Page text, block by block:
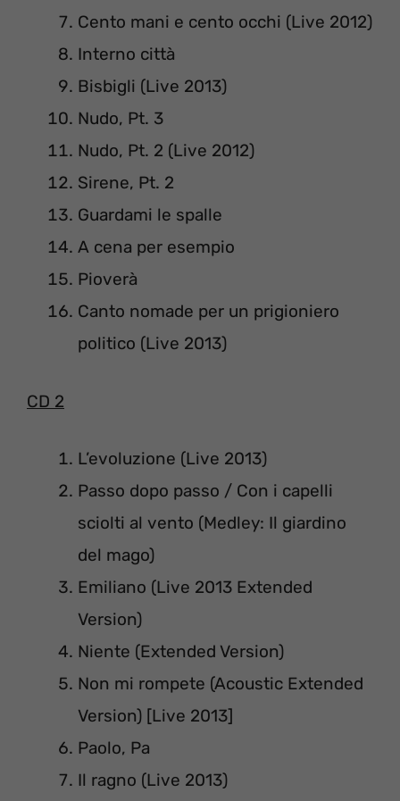
Cento mani e cento occhi (Live 2012)
Interno città
Bisbigli (Live 2013)
Nudo, Pt. 3
Nudo, Pt. 2 (Live 2012)
Sirene, Pt. 2
Guardami le spalle
A cena per esempio
Pioverà
Canto nomade per un prigioniero
politico (Live 2013)
CD 2
L’evoluzione (Live 2013)
Passo dopo passo / Con i capelli
sciolti al vento (Medley: Il giardino
del mago)
Emiliano (Live 2013 Extended
Version)
Niente (Extended Version)
Non mi rompete (Acoustic Extended
Version) [Live 2013]
Paolo, Pa
Il ragno (Live 2013)